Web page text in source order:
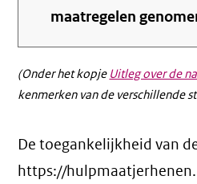
maatregelen
(Onder het kopje Uitleg over de
kenmerken van de verschillende
De toegankelijkheid van
https://